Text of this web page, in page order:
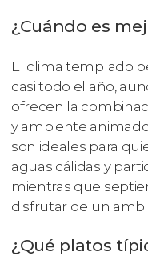
¿Cuándo es
El clima templado
casi todo el año,
ofrecen la
y ambiente
son ideales para
aguas cálidas y
mientras que
disfrutar de un
¿Qué platos